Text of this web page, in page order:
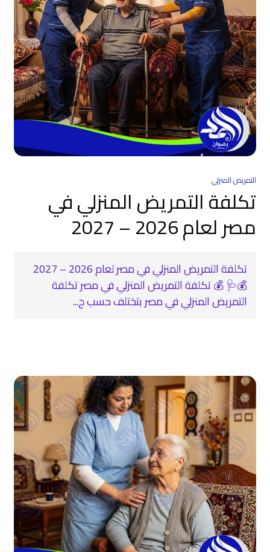
التمريض المنزلي
تكلفة التمريض المنزلي في
مصر لعام 2026 – 2027
تكلفة التمريض المنزلي في مصر لعام 2026 – 2027
💰🩺 💰 تكلفة التمريض المنزلي في مصر تكلفة
التمريض المنزلي في مصر بتختلف حسب ح...